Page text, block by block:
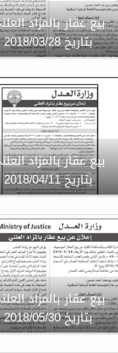
بيع عقار بالمزاد
بتاريخ 2018/03/28
بيع عقار بالمزاد
بتاريخ 2018/04/11
بيع عقار بالمزاد
بتاريخ 2018/05/30